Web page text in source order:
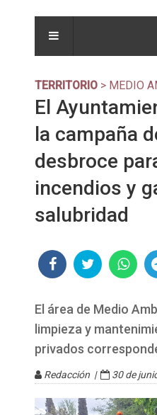
TERRITORIO > MEDIO
El
la campaña
desbroce
incendios y
salubridad
El área de Medio
limpieza y
privados
Redacción | 30 de